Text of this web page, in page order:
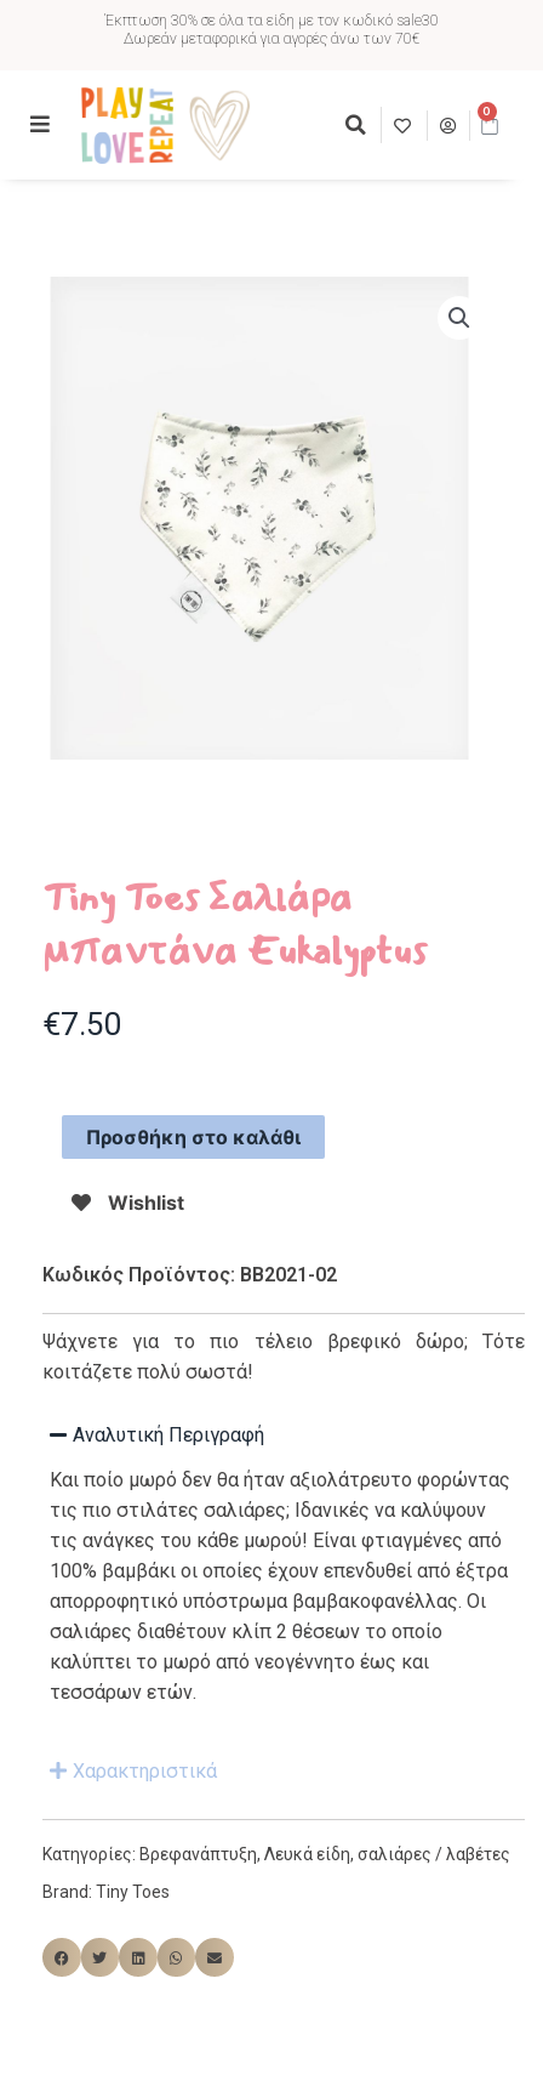
Έκπτωση 30% σε όλα τα είδη με τον κωδικό sale30
Δωρεάν μεταφορικά για αγορές άνω των 70€
0
Tiny Toes Σαλιάρα
μπαντάνα Eukalyptus
€7.50
Προσθήκη στο καλάθι
Wishlist
Κωδικός Προϊόντος: BB2021-02
Ψάχνετε για το πιο τέλειο βρεφικό δώρο; Τότε
κοιτάζετε πολύ σωστά!
Αναλυτική Περιγραφή
Και ποίο μωρό δεν θα ήταν αξιολάτρευτο φορώντας
τις πιο στιλάτες σαλιάρες; Ιδανικές να καλύψουν
τις ανάγκες του κάθε μωρού! Είναι φτιαγμένες από
100% βαμβάκι οι οποίες έχουν επενδυθεί από έξτρα
απορροφητικό υπόστρωμα βαμβακοφανέλλας. Οι
σαλιάρες διαθέτουν κλίπ 2 θέσεων το οποίο
καλύπτει το μωρό από νεογέννητο έως και
τεσσάρων ετών.
Χαρακτηριστικά
Κατηγορίες: Βρεφανάπτυξη, Λευκά είδη, σαλιάρες / λαβέτες
Brand: Tiny Toes